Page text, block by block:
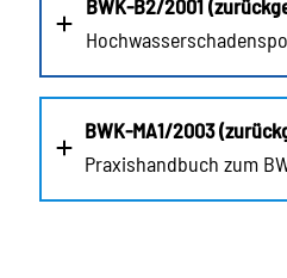
BWK-B2/2001
BWK-MA1/2003
Praxishandbuch zum